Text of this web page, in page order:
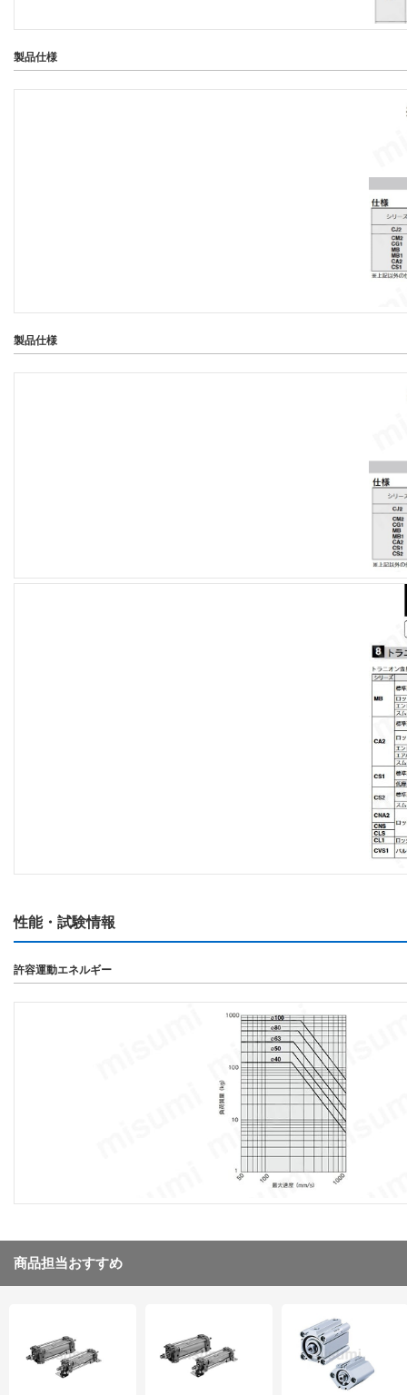
製品仕様
製品仕様
性能・試験情報
許容運動エネルギー
商品担当おすすめ